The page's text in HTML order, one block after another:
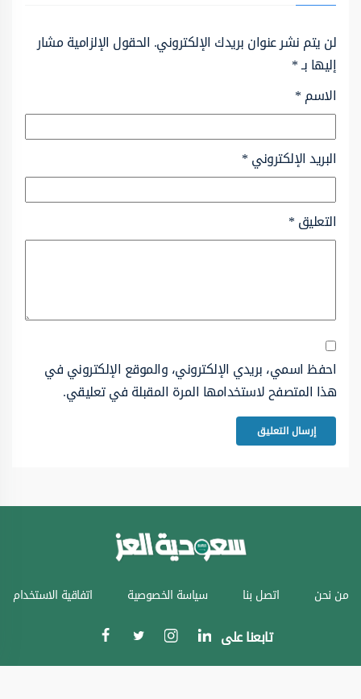
لن يتم نشر عنوان بريدك الإلكتروني. الحقول الإلزامية مشار
إليها بـ*
الاسم*
البريد الإلكتروني*
التعليق*
احفظ اسمي، بريدي الإلكتروني، والموقع الإلكتروني في
هذا المتصفح لاستخدامها المرة المقبلة في تعليقي.
من نحن اتصل بنا سياسة الخصوصية اتفاقية الاستخدام
تابعنا على